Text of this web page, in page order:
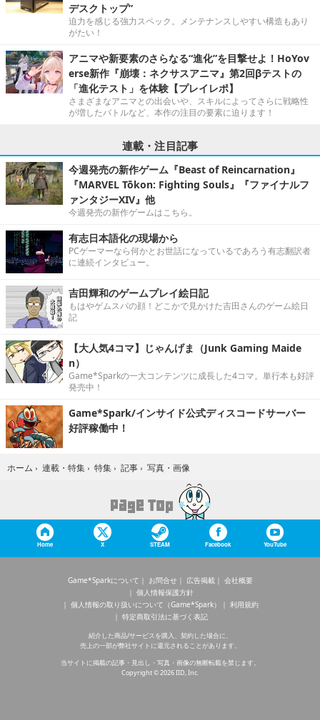
デスクトップ”
迫力を感じる強力スペック。メンテナンスしやすい構造もあり
がたい！
アニマや新要素のさらなる“進化”を目撃せよ！HoYov
erse新作『崩壊：ネクサスアニマ』第2回βテストの
「進化テスト」を体験【プレイレポ】
さまざまなアニマとの出会いや、スキルによってさらに戦略性
が増したバトルなど、本作の注目の要素に迫ります！
連載・注目記事
今週発売の新作ゲーム『Beast of Reincarnation』
『MARVEL Tōkon: Fighting Souls』『ファイナルフ
ァンタジーXIV』他
今週発売の新作ゲームはこちら。
有志日本語化の現場から
PCゲーマーなら何かとお世話になっているであろう有志翻訳者
に連続インタビュー。
吉田輝和のゲームプレイ絵日記
もはやゲムスパの顔！どこかで見かけた吉田さんのゲーム絵日
記
【大人気4コマ】じゃんげま（Junk Gaming Maide
n）
Game*Sparkの一大コンテンツに成長した4コマ。単行本も好評
発売中！
Game*Spark/インサイド公式ディスコードサーバー
好評稼働中！
ホーム › 連載・特集 › 特集 › 記事 › 写真・画像
Home X STEAM Facebook YouTube
Game*Sparkについて お問合せ 広告掲載
会社概要
個人情報保護方針
個人情報の取り扱いについて（Game*Spark）
利用規約
特定商取引法に基づく表記
紹介した商品/サービスを購入、契約した場合に、
売上の一部が弊社サイトに還元されることがあります。
当サイトに掲載の記事・見出し・写真・画像の無断転載を禁じます。
Copyright © 2026 IID, Inc.